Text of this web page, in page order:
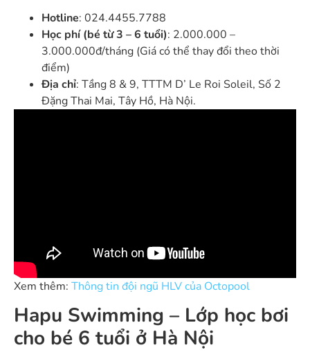
Hotline: 024.4455.7788
Học phí (bé từ 3 – 6 tuổi): 2.000.000 –
3.000.000đ/tháng (Giá có thể thay đổi theo thời
điểm)
Địa chỉ: Tầng 8 & 9, TTTM D’ Le Roi Soleil, Số 2
Đặng Thai Mai, Tây Hồ, Hà Nội.
Xem thêm: Thông tin đội ngũ HLV của Octopool
Hapu Swimming – Lớp học bơi
cho bé 6 tuổi ở Hà Nội